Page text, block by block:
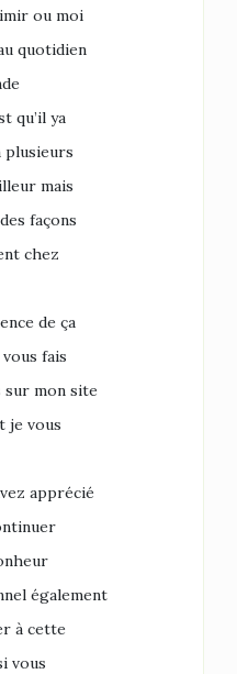
ou moi
quotidien
qu’il ya
plusieurs
mais
façons
chez
de ça
fais
sur mon site
je vous
apprécié
également
à cette
vous